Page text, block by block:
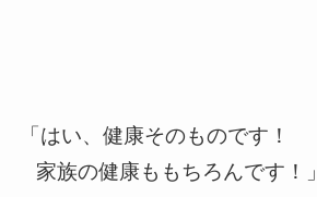
「はい、健康そのものです！
家族の健康ももちろんです！」